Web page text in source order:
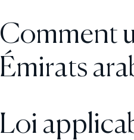
Comment
Émirats
Loi